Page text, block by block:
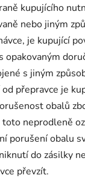
kupujícího
nebo jiným
je kupující
opakovaným
s jiným
přepravce je
obalů
toto neprodleně
porušení obalu
do zásilky
převzít.